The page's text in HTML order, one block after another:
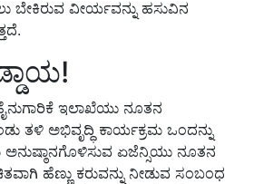
ಬೇಕಿರುವ ವೀರ್ಯವನ್ನು ಹಸುವಿನ
ಇಲಾಖೆಯು ನೂತನ
ತಳಿ ಅಭಿವೃದ್ಧಿ ಕಾರ್ಯಕ್ರಮ ಒಂದನ್ನು
ಏಜೆನ್ಸಿಯು ನೂತನ
ಹೆಣ್ಣು ಕರುವನ್ನು ನೀಡುವ ಸಂಬಂಧ